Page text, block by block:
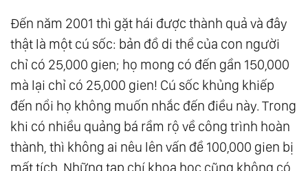
Đến năm 2001 thì gặt hái được thành quả và đây
thật là một cú sốc: bản đồ di thể của con người
chỉ có 25,000 gien; họ mong có đến gần 150,000
mà lại chỉ có 25,000 gien! Cú sốc khủng khiếp
đến nổi họ không muốn nhắc đến điều này. Trong
khi có nhiều quảng bá rầm rộ về công trình hoàn
thành, thì không ai nêu lên vấn đề 100,000 gien bị
mất tích. Những tạp chí khoa học cũng không có